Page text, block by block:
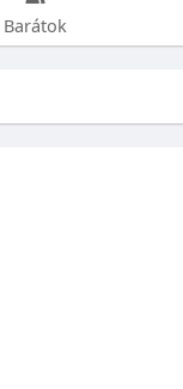
Barátok